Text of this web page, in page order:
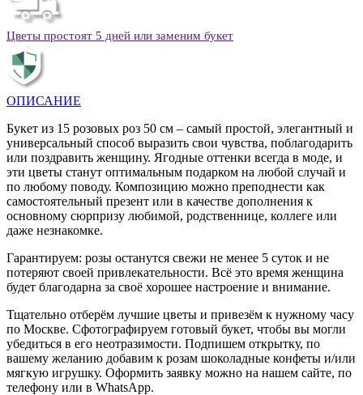
Цветы простоят 5 дней или заменим букет
ОПИСАНИЕ
Букет из 15 розовых роз 50 см – самый простой, элегантный и
универсальный способ выразить свои чувства, поблагодарить
или поздравить женщину. Ягодные оттенки всегда в моде, и
эти цветы станут оптимальным подарком на любой случай и
по любому поводу. Композицию можно преподнести как
самостоятельный презент или в качестве дополнения к
основному сюрпризу любимой, родственнице, коллеге или
даже незнакомке.
Гарантируем: розы останутся свежи не менее 5 суток и не
потеряют своей привлекательности. Всё это время женщина
будет благодарна за своё хорошее настроение и внимание.
Тщательно отберём лучшие цветы и привезём к нужному часу
по Москве. Сфотографируем готовый букет, чтобы вы могли
убедиться в его неотразимости. Подпишем открытку, по
вашему желанию добавим к розам шоколадные конфеты и/или
мягкую игрушку. Оформить заявку можно на нашем сайте, по
телефону или в WhatsApp.